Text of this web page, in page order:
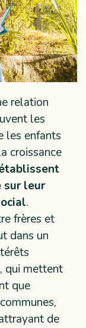
relation
les
les enfants
croissance
sur leur
.
frères et
dans un
qui mettent
que
de